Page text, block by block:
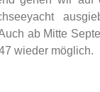
ab Mitte
wieder möglich.